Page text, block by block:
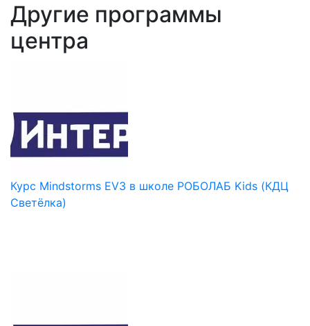
Другие программы
центра
Курс Mindstorms EV3 в школе РОБОЛАБ Kids (КДЦ
Светёлка)